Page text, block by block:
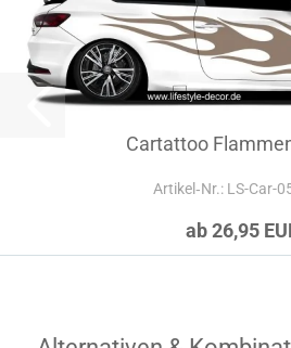
Cartattoo
Artikel‑Nr.: LS-Car-
ab 26,95